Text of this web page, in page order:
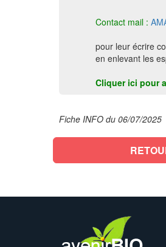
Contact mail :
pour leur écrire
en enlevant les
Cliquer ici pour
Fiche INFO du 06/07/2025